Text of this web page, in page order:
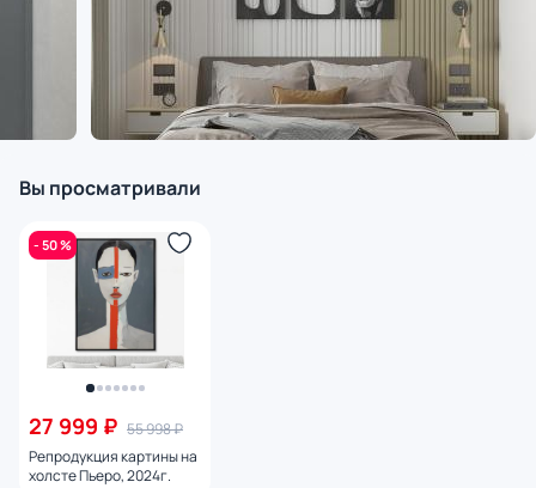
Вы просматривали
- 50 %
27 999 ₽ 55 998 ₽
Репродукция картины на
холсте Пьеро, 2024г.